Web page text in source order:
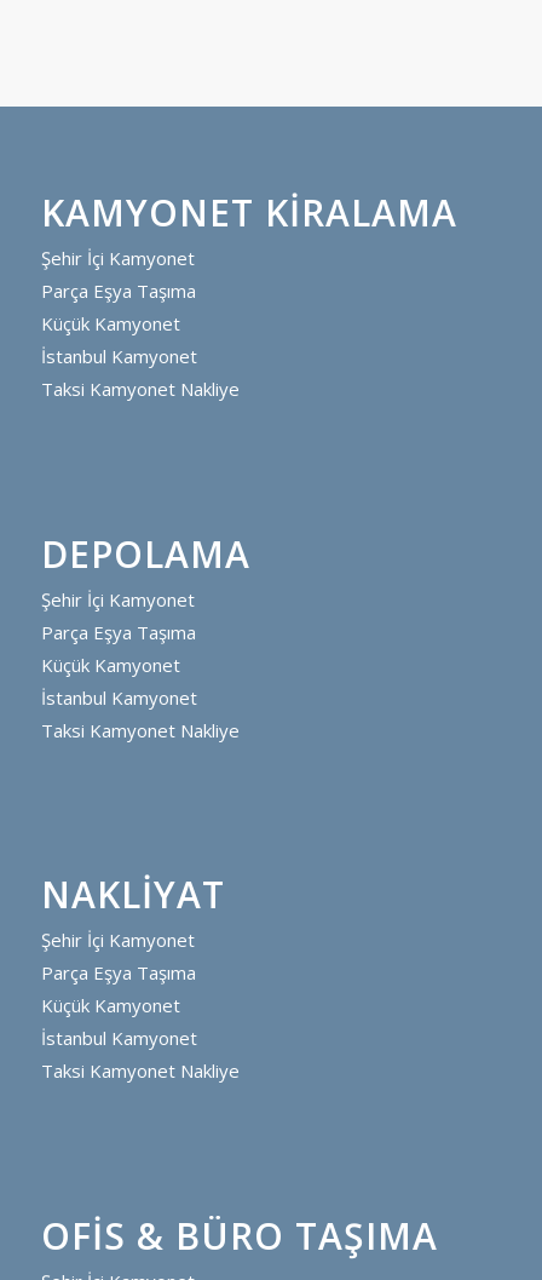
KAMYONET KIRALAMA
Şehir İçi Kamyonet
Parça Eşya Taşıma
Küçük Kamyonet
İstanbul Kamyonet
Taksi Kamyonet Nakliye
DEPOLAMA
Şehir İçi Kamyonet
Parça Eşya Taşıma
Küçük Kamyonet
İstanbul Kamyonet
Taksi Kamyonet Nakliye
NAKLIYAT
Şehir İçi Kamyonet
Parça Eşya Taşıma
Küçük Kamyonet
İstanbul Kamyonet
Taksi Kamyonet Nakliye
OFIS & BÜRO TAŞIMA